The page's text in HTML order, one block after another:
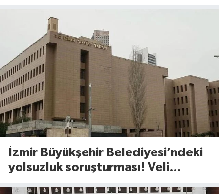
İzmir Büyükşehir Belediyesi’ndeki
yolsuzluk soruşturması! Veli